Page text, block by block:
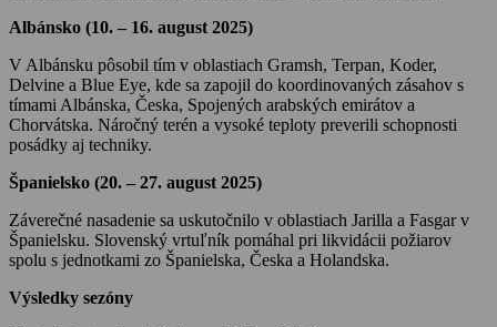
Albánsko (10. – 16. august 2025)
V Albánsku pôsobil tím v oblastiach Gramsh, Terpan, Koder,
Delvine a Blue Eye, kde sa zapojil do koordinovaných zásahov s
tímami Albánska, Česka, Spojených arabských emirátov a
Chorvátska. Náročný terén a vysoké teploty preverili schopnosti
posádky aj techniky.
Španielsko (20. – 27. august 2025)
Záverečné nasadenie sa uskutočnilo v oblastiach Jarilla a Fasgar v
Španielsku. Slovenský vrtuľník pomáhal pri likvidácii požiarov
spolu s jednotkami zo Španielska, Česka a Holandska.
Výsledky sezóny